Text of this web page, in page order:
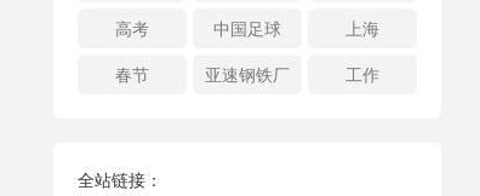
高考
中国足球
上海
春节
亚速钢铁厂 工作
全站链接：